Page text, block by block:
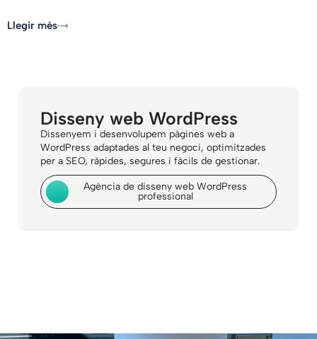
Llegir més
Disseny web WordPress
Dissenyem i desenvolupem pàgines web a
WordPress adaptades al teu negoci, optimitzades
per a SEO, ràpides, segures i fàcils de gestionar.
Agència de disseny web WordPress
professional